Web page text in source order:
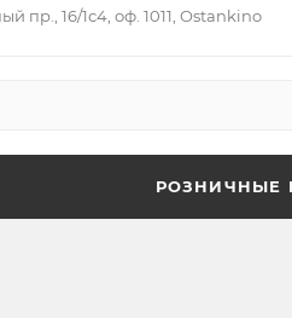
пр., 16/1с4, оф. 1011, Ostankino
РОЗНИЧНЫЕ